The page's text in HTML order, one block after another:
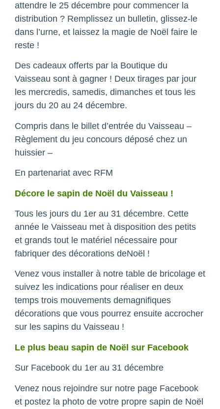
attendre le 25 décembre pour commencer la
distribution ? Remplissez un bulletin, glissez-le
dans l’urne, et laissez la magie de Noël faire le
reste !
Des cadeaux offerts par la Boutique du
Vaisseau sont à gagner ! Deux tirages par jour
les mercredis, samedis, dimanches et tous les
jours du 20 au 24 décembre.
Compris dans le billet d’entrée du Vaisseau –
Règlement du jeu concours déposé chez un
huissier –
En partenariat avec RFM
Décore le sapin de Noël du Vaisseau !
Tous les jours du 1er au 31 décembre. Cette
année le Vaisseau met à disposition des petits
et grands tout le matériel nécessaire pour
fabriquer des décorations deNoël !
Venez vous installer à notre table de bricolage et
suivez les indications pour réaliser en deux
temps trois mouvements demagnifiques
décorations que vous pourrez ensuite accrocher
sur les sapins du Vaisseau !
Le plus beau sapin de Noël sur Facebook
Sur Facebook du 1er au 31 décembre
Venez nous rejoindre sur notre page Facebook
et postez la photo de votre propre sapin de Noël